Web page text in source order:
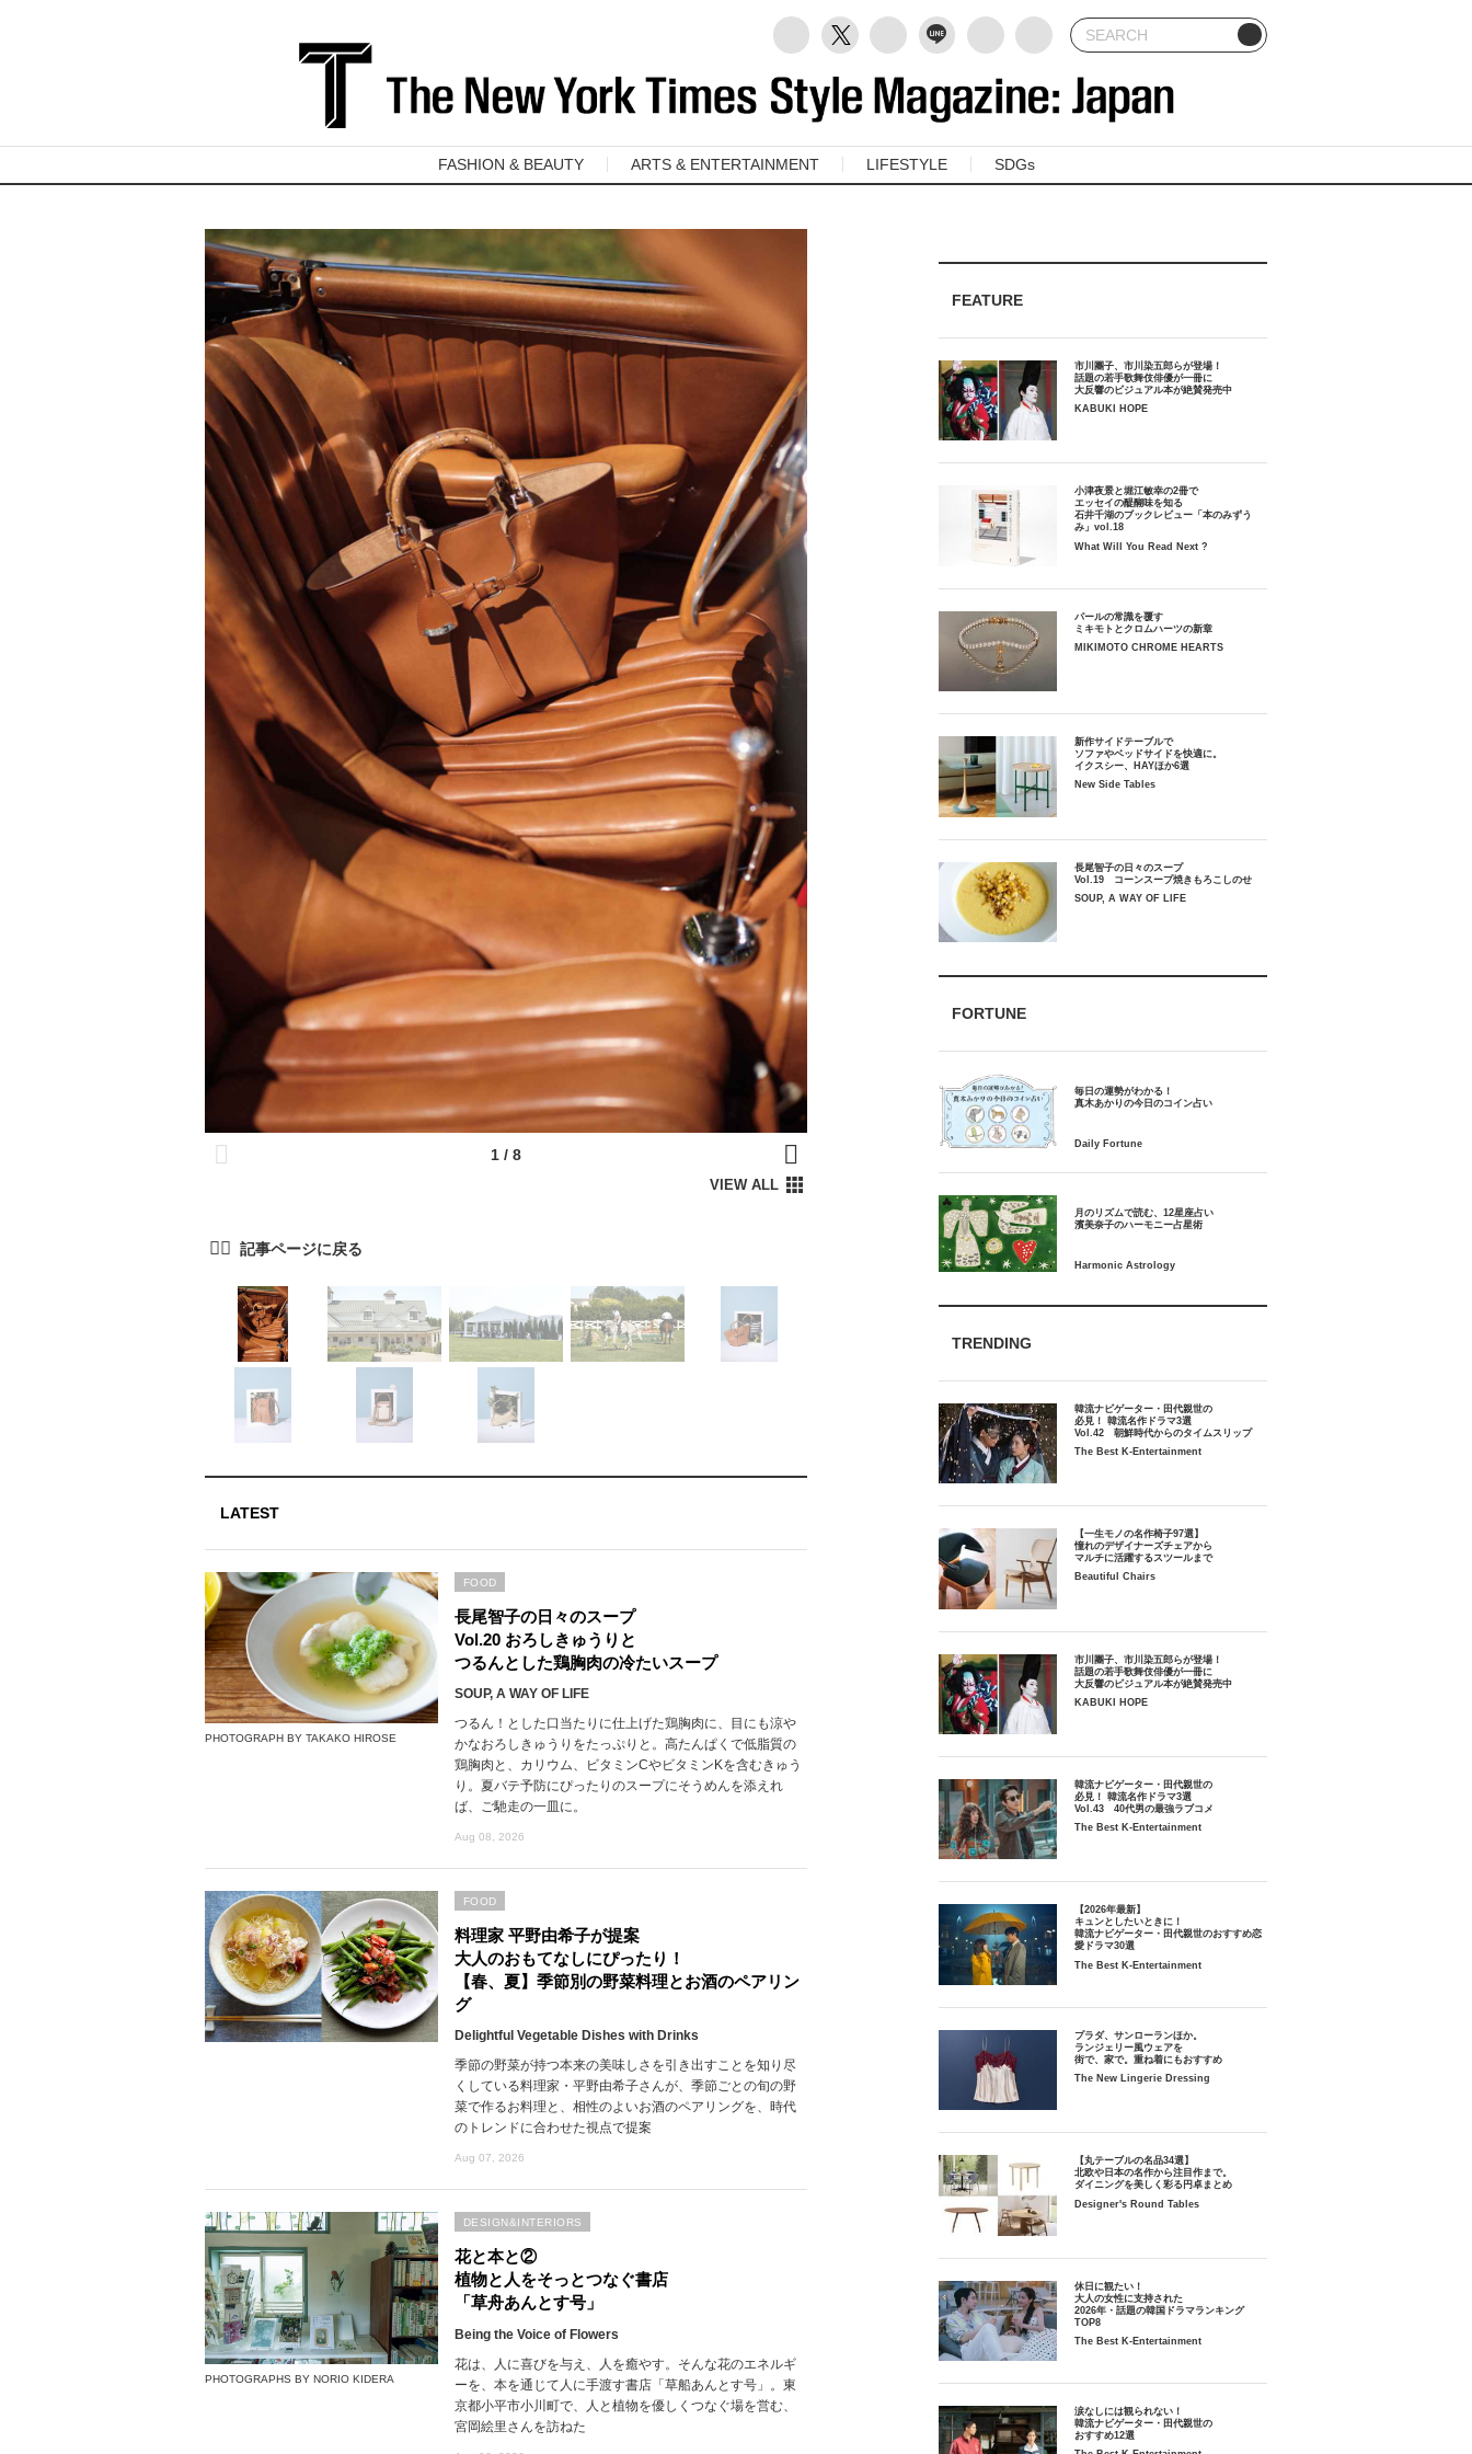
FASHION & BEAUTY ARTS & ENTERTAINMENT LIFESTYLE SDGs
LATEST
PHOTOGRAPH BY TAKAKO HIROSE
長尾智子の日々のスープ
Vol.20 おろしきゅうりと
つるんとした鶏胸肉の冷たいスープ
SOUP, A WAY OF LIFE
つるん！とした口当たりに仕上げた鶏胸肉に、目にも涼や
かなおろしきゅうりをたっぷりと。高たんぱくで低脂質の
鶏胸肉と、カリウム、ビタミンCやビタミンKを含むきゅう
り。夏バテ予防にぴったりのスープにそうめんを添えれ
ば、ご馳走の一皿に。
Aug 08, 2026
FOOD
料理家 平野由希子が提案
大人のおもてなしにぴったり！
【春、夏】季節別の野菜料理とお酒のペアリン
グ
Delightful Vegetable Dishes with Drinks
季節の野菜が持つ本来の美味しさを引き出すことを知り尽
くしている料理家・平野由希子さんが、季節ごとの旬の野
菜で作るお料理と、相性のよいお酒のペアリングを、時代
のトレンドに合わせた視点で提案
Aug 07, 2026
FOOD
PHOTOGRAPHS BY NORIO KIDERA
花と本と②
植物と人をそっとつなぐ書店
「草舟あんとす号」
Being the Voice of Flowers
花は、人に喜びを与え、人を癒やす。そんな花のエネルギ
ーを、本を通じて人に手渡す書店「草船あんとす号」。東
京都小平市小川町で、人と植物を優しくつなぐ場を営む、
宮岡絵里さんを訪ねた
DESIGN&INTERIORS
FEATURE
市川團子、市川染五郎らが登場！
話題の若手歌舞伎俳優が一冊に
大反響のビジュアル本が絶賛発売中
KABUKI HOPE
小津夜景と堀江敏幸の2冊で
エッセイの醍醐味を知る
石井千湖のブックレビュー「本のみずう
み」vol.18
What Will You Read Next ?
パールの常識を覆す
ミキモトとクロムハーツの新章
MIKIMOTO CHROME HEARTS
新作サイドテーブルで
ソファやベッドサイドを快適に。
イクスシー、HAYほか6選
New Side Tables
長尾智子の日々のスープ
Vol.19 コーンスープ焼きもろこしのせ
SOUP, A WAY OF LIFE
FORTUNE
毎日の運勢がわかる！
月のリズムで読む、12星座占い
TRENDING
韓流ナビゲーター・田代親世の
必見！ 韓流名作ドラマ3選
Vol.42 朝鮮時代からのタイムスリップ
The Best K-Entertainment
【一生モノの名作椅子97選】
憧れのデザイナーズチェアから
マルチに活躍するスツールまで
Beautiful Chairs
市川團子、市川染五郎らが登場！
話題の若手歌舞伎俳優が一冊に
大反響のビジュアル本が絶賛発売中
KABUKI HOPE
韓流ナビゲーター・田代親世の
必見！ 韓流名作ドラマ3選
Vol.43 40代男の最強ラブコメ
The Best K-Entertainment
【2026年最新】
キュンとしたいときに！
韓流ナビゲーター・田代親世のおすすめ恋
愛ドラマ30選
The Best K-Entertainment
プラダ、サンローランほか。
ランジェリー風ウェアを
街で、家で。重ね着にもおすすめ
The New Lingerie Dressing
【丸テーブルの名品34選】
北欧や日本の名作から注目作まで。
ダイニングを美しく彩る円卓まとめ
Designer's Round Tables
休日に観たい！
大人の女性に支持された
2026年・話題の韓国ドラマランキング
TOP8
The Best K-Entertainment
涙なしには観られない！
韓流ナビゲーター・田代親世の
おすすめ12選